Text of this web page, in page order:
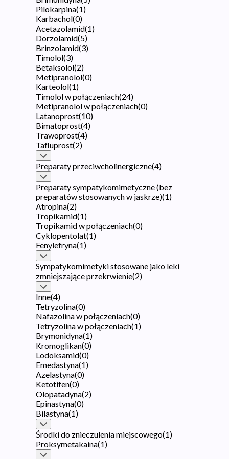
Pilokarpina(1)
Karbachol(0)
Acetazolamid(1)
Dorzolamid(5)
Brinzolamid(3)
Timolol(3)
Betaksolol(2)
Metipranolol(0)
Karteolol(1)
Timolol w połączeniach(24)
Metipranolol w połączeniach(0)
Latanoprost(10)
Bimatoprost(4)
Trawoprost(4)
Tafluprost(2)
Preparaty przeciwcholinergiczne(4)
Preparaty sympatykomimetyczne (bez
preparatów stosowanych w jaskrze)(1)
Atropina(2)
Tropikamid(1)
Tropikamid w połączeniach(0)
Cyklopentolat(1)
Fenylefryna(1)
Sympatykomimetyki stosowane jako leki
zmniejszające przekrwienie(2)
Inne(4)
Tetryzolina(0)
Nafazolina w połączeniach(0)
Tetryzolina w połączeniach(1)
Brymonidyna(1)
Kromoglikan(0)
Lodoksamid(0)
Emedastyna(1)
Azelastyna(0)
Ketotifen(0)
Olopatadyna(2)
Epinastyna(0)
Bilastyna(1)
Środki do znieczulenia miejscowego(1)
Proksymetakaina(1)